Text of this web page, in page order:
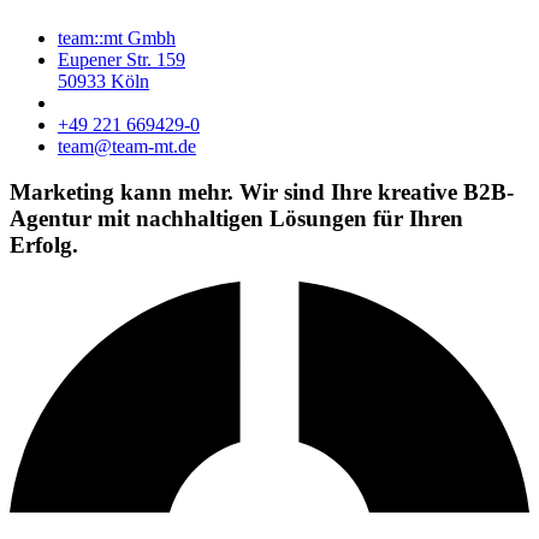
team::mt Gmbh
Eupener Str. 159
50933 Köln
+49 221 669429-0
team@team-mt.de
Marketing kann mehr. Wir sind Ihre kreative B2B-
Agentur mitnachhaltigen Lösungen für Ihren
Erfolg.